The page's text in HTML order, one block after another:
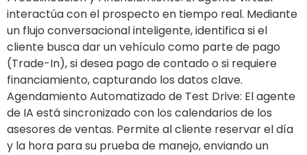
interactúa con el prospecto en tiempo real. Mediante
un flujo conversacional inteligente, identifica si el
cliente busca dar un vehículo como parte de pago
(Trade-In), si desea pago de contado o si requiere
financiamiento, capturando los datos clave.
Agendamiento Automatizado de Test Drive: El agente
de IA está sincronizado con los calendarios de los
asesores de ventas. Permite al cliente reservar el día
y la hora para su prueba de manejo, enviando un